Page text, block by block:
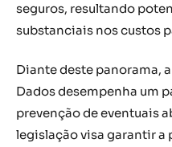
seguros, resultando
substanciais nos custos
Diante deste panorama,
Dados desempenha um
prevenção de eventuais
legislação visa garantir a